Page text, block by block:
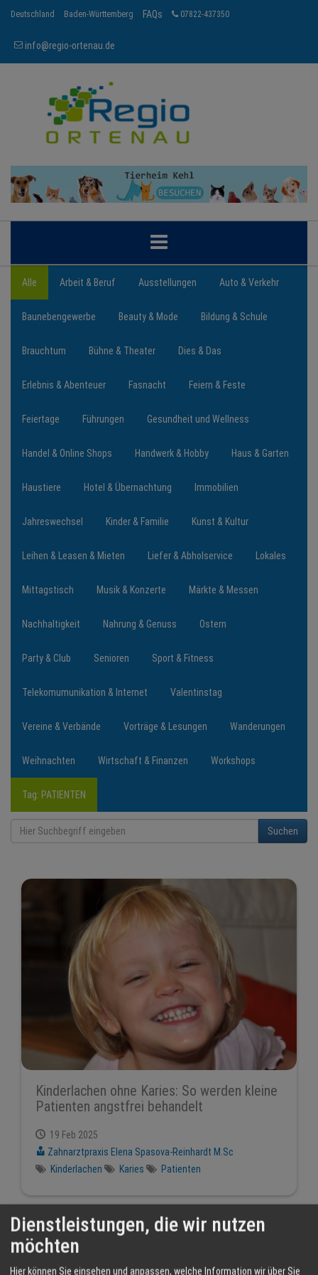
Deutschland Baden-Württemberg FAQs 07822-437350
info@regio-ortenau.de
ORTENAU
BRANCHEN
NEWS
TERMINE
ANGEBOTE
JOBS
Alle Arbeit & Beruf Ausstellungen Auto & Verkehr
Baunebengewerbe Beauty & Mode Bildung & Schule
Brauchtum Bühne & Theater Dies & Das
Erlebnis & Abenteuer Fasnacht Feiern & Feste
Feiertage Führungen Gesundheit und Wellness
Handel & Online Shops Handwerk & Hobby Haus & Garten
Haustiere Hotel & Übernachtung Immobilien
Jahreswechsel Kinder & Familie Kunst & Kultur
Leihen & Leasen & Mieten Liefer & Abholservice Lokales
Mittagstisch Musik & Konzerte Märkte & Messen
Nachhaltigkeit Nahrung & Genuss Ostern
Party & Club Senioren Sport & Fitness
Telekomumunikation & Internet Valentinstag
Vereine & Verbände Vorträge & Lesungen Wanderungen
Weihnachten Wirtschaft & Finanzen Workshops
Tag: PATIENTEN
Suchen
Kinderlachen ohne Karies: So werden kleine
Patienten angstfrei behandelt
19 Feb 2025
Zahnarztpraxis Elena Spasova-Reinhardt M.Sc
Kinderlachen
Karies Patienten
Dienstleistungen, die wir nutzen
möchten
Hier können Sie einsehen und anpassen, welche Information wir über Sie